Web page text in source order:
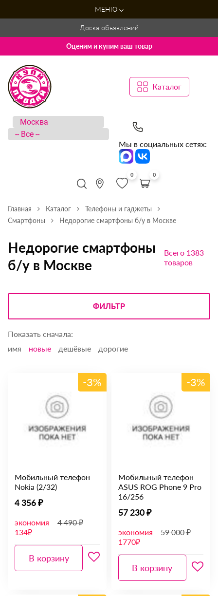
МЕНЮ
Доска объявлений
Оценим и купим ваш товар
Каталог
Мы в социальных сетях:
0 0
Главная Каталог
Телефоны и гаджеты
Смартфоны
Недорогие смартфоны б/у в Москве
Недорогие смартфоны
б/у в Москве
Всего 1383
товаров
ФИЛЬТР
Показать сначала:
имя
новые дешёвые дорогие
-3%
Мобильный телефон
Nokia (2/32)
4 356 ₽
экономия
134₽
4 490 ₽
В корзину
-3%
Мобильный телефон
ASUS ROG Phone 9 Pro
16/256
57 230 ₽
экономия
1770₽
59 000 ₽
В корзину